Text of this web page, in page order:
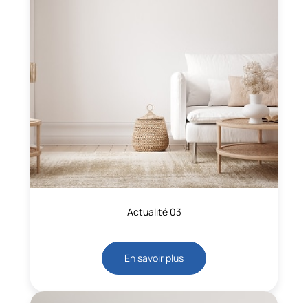
Actualité 03
En savoir plus